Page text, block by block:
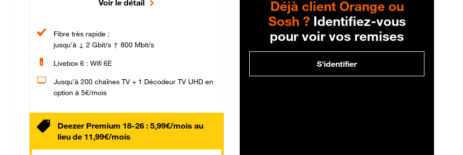
Voir le détail
Fibre très rapide :
jusqu'à ↓ 2 Gbit/s ↑ 800 Mbit/s
Livebox 6 : Wifi 6E
Jusqu’à 200 chaînes TV + 1 Décodeur TV UHD en
option à 5€/mois
Deezer Premium 18-26 : 5,99€/mois au
lieu de 11,99€/mois
Déjà client Orange ou
Sosh ?Identifiez-vous
pour voir vos remises
S'identifier